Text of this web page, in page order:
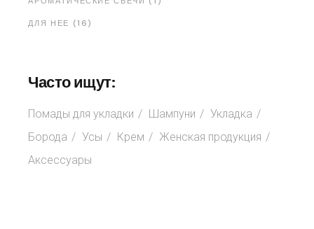
ДЛЯ НЕЕ (16)
Часто ищут:
Помады для укладки Шампуни
Укладка
Борода
Усы Крем
Женская продукция
Аксессуары